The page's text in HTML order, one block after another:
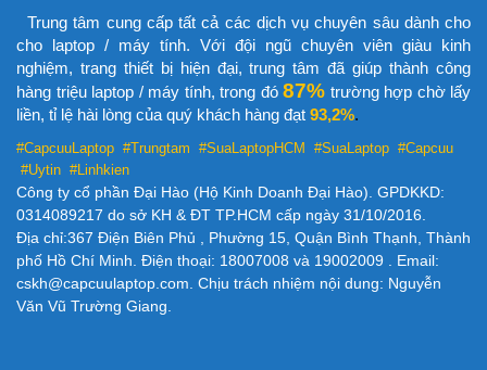
Trung tâm cung cấp tất cả các dịch vụ chuyên sâu dành cho
cho laptop / máy tính. Với đội ngũ chuyên viên giàu kinh
nghiệm, trang thiết bị hiện đại, trung tâm đã giúp thành công
hàng triệu laptop / máy tính, trong đó 87% trường hợp chờ lấy
liền, tỉ lệ hài lòng của quý khách hàng đạt 93,2%.
#CapcuuLaptop #Trungtam #SuaLaptopHCM
#SuaLaptop #Capcuu
#Uytin #Linhkien
Công ty cổ phần Đại Hào (Hộ Kinh Doanh Đại Hào). GPDKKD:
0314089217 do sở KH & ĐT TP.HCM cấp ngày 31/10/2016.
Địa chỉ:367 Điện Biên Phủ , Phường 15, Quận Bình Thạnh, Thành
phố Hồ Chí Minh. Điện thoại: 18007008 và 19002009 . Email:
cskh@capcuulaptop.com. Chịu trách nhiệm nội dung: Nguyễn
Văn Vũ Trường Giang.